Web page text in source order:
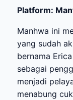
Platform:
Manhwa ini
yang sudah
bernama
sebagai
menjadi
menabung